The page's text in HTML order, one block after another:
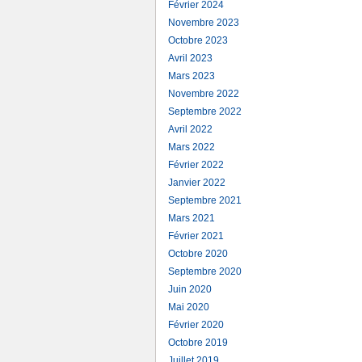
Février 2024
Novembre 2023
Octobre 2023
Avril 2023
Mars 2023
Novembre 2022
Septembre 2022
Avril 2022
Mars 2022
Février 2022
Janvier 2022
Septembre 2021
Mars 2021
Février 2021
Octobre 2020
Septembre 2020
Juin 2020
Mai 2020
Février 2020
Octobre 2019